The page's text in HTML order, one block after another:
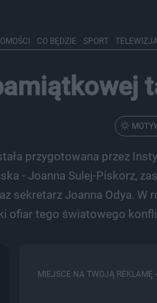
CO BĘDZIE SPORT TELEWIZJA
przygotowana przez
- Joanna Sulej-Piskorz,
sekretarz Joanna Odya. W
ofiar tego światowego
MIEJSCE NA TWOJĄ REKLAMĘ -